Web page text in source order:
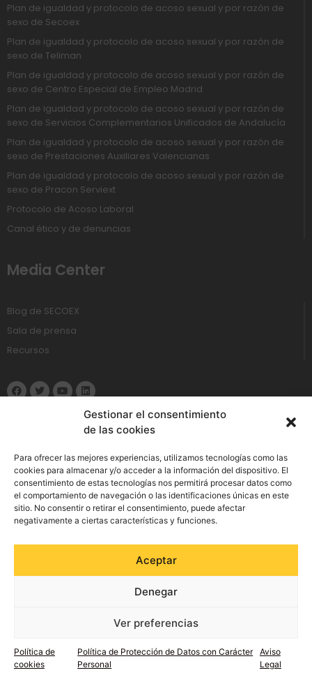
Gestionar el consentimiento
de las cookies
Para ofrecer las mejores experiencias, utilizamos tecnologías como las
cookies para almacenar y/o acceder a la información del dispositivo. El
consentimiento de estas tecnologías nos permitirá procesar datos como
el comportamiento de navegación o las identificaciones únicas en este
sitio. No consentir o retirar el consentimiento, puede afectar
negativamente a ciertas características y funciones.
Aceptar
Denegar
Ver preferencias
Política de
cookies
Política de Protección de Datos con Carácter
Personal
Aviso
Legal
Plan de igualdad y protocolo de acoso sexual y por razón de
sexo de Secoex
Plan de igualdad y protocolo de acoso sexual y por razón de
sexo de Teliman
Plan de igualdad y protocolo de acoso sexual y por razón de
sexo de Centro Especial de Empleo Madrid
Plan de igualdad y protocolo de acoso sexual y por razón de
sexo de Servicios Complementarios Unificados de Andalucía
Plan de igualdad y protocolo de acoso sexual y por razón de
sexo de Prestaciones Auxiliares Valencianas
Plan de igualdad y protocolo de acoso sexual y por razón de
sexo de Pracon Serviext
Protocolo de Acoso Laboral
Canal ético y de denuncias
Media Center
Blog de SECOEX
Sala de prensa
Recursos
Política de Privacidad
Aviso Legal
Política de cookies
Política de Seguridad de la Información
Diseño Web:Agencia FISHER